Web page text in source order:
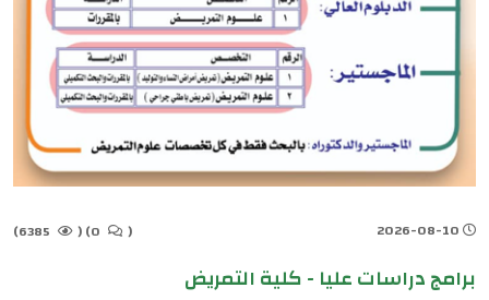
(
(
برامج دراسات عليا - كلية التمريض